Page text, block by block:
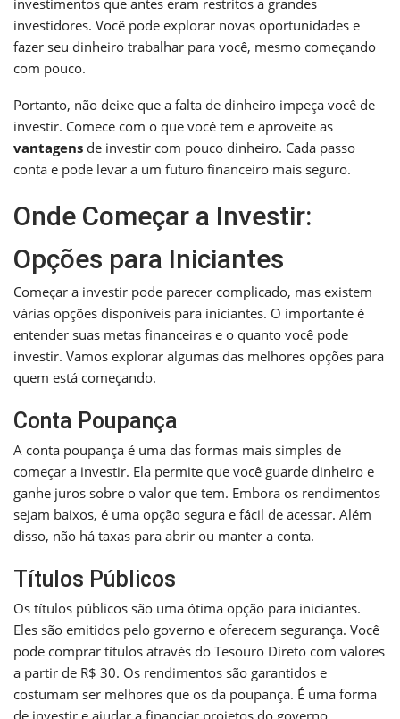
investimentos que antes eram restritos a grandes
investidores. Você pode explorar novas oportunidades e
fazer seu dinheiro trabalhar para você, mesmo começando
com pouco.
Portanto, não deixe que a falta de dinheiro impeça você de
investir. Comece com o que você tem e aproveite as
vantagens de investir com pouco dinheiro. Cada passo
conta e pode levar a um futuro financeiro mais seguro.
Onde Começar a Investir:
Opções para Iniciantes
Começar a investir pode parecer complicado, mas existem
várias opções disponíveis para iniciantes. O importante é
entender suas metas financeiras e o quanto você pode
investir. Vamos explorar algumas das melhores opções para
quem está começando.
Conta Poupança
A conta poupança é uma das formas mais simples de
começar a investir. Ela permite que você guarde dinheiro e
ganhe juros sobre o valor que tem. Embora os rendimentos
sejam baixos, é uma opção segura e fácil de acessar. Além
disso, não há taxas para abrir ou manter a conta.
Títulos Públicos
Os títulos públicos são uma ótima opção para iniciantes.
Eles são emitidos pelo governo e oferecem segurança. Você
pode comprar títulos através do Tesouro Direto com valores
a partir de R$ 30. Os rendimentos são garantidos e
costumam ser melhores que os da poupança. É uma forma